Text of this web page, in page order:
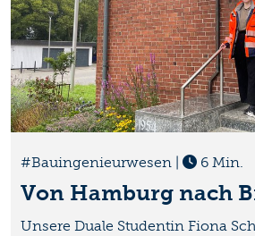
#Bauingenieurwesen | 6 Min.
Von Hamburg nach
Unsere Duale Studentin Fiona